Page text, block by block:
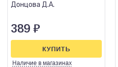
Донцова Д.А.
389 ₽
Наличие в магазинах
КУПИТЬ